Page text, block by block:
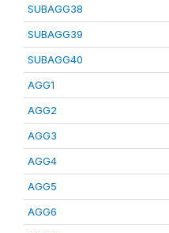
SUBAGG38
SUBAGG39
SUBAGG40
AGG1
AGG2
AGG3
AGG4
AGG5
AGG6